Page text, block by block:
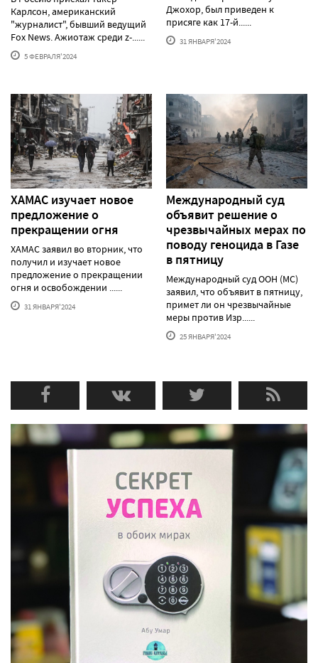
Карлсон, американский
"журналист", бывший ведущий
Fox News. Ажиотаж среди z-......
5 ФЕВРАЛЯ'2024
Джохор, был приведен к
присяге как 17-й......
31 ЯНВАРЯ'2024
ХАМАС изучает новое
предложение о
прекращении огня
ХАМАС заявил во вторник, что
получил и изучает новое
предложение о прекращении
огня и освобождении ......
31 ЯНВАРЯ'2024
Международный суд
объявит решение о
чрезвычайных мерах по
поводу геноцида в Газе
в пятницу
Международный суд ООН (МС)
заявил, что объявит в пятницу,
примет ли он чрезвычайные
меры против Изр......
25 ЯНВАРЯ'2024